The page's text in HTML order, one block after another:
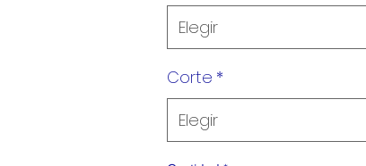
Elegir
Corte *
Elegir